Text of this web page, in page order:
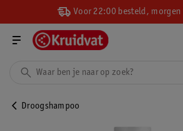
Voor 22:00 besteld, morgen
Droogshampoo